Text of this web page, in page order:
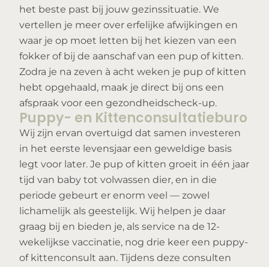
het beste past bij jouw gezinssituatie. We
vertellen je meer over erfelijke afwijkingen en
waar je op moet letten bij het kiezen van een
fokker of bij de aanschaf van een pup of kitten.
Zodra je na zeven à acht weken je pup of kitten
hebt opgehaald, maak je direct bij ons een
afspraak voor een gezondheidscheck-up.
Puppy- en Kittenconsultatieburo
Wij zijn ervan overtuigd dat samen investeren
in het eerste levensjaar een geweldige basis
legt voor later. Je pup of kitten groeit in één jaar
tijd van baby tot volwassen dier, en in die
periode gebeurt er enorm veel — zowel
lichamelijk als geestelijk. Wij helpen je daar
graag bij en bieden je, als service na de 12-
wekelijkse vaccinatie, nog drie keer een puppy-
of kittenconsult aan. Tijdens deze consulten